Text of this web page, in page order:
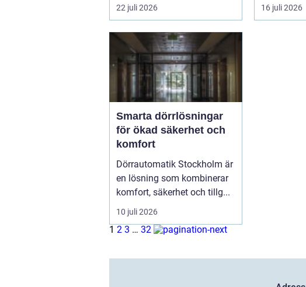
22 juli 2026 16 juli 2026
Smarta dörrlösningar
för ökad säkerhet och
komfort
Dörrautomatik Stockholm är
en lösning som kombinerar
komfort, säkerhet och tillg...
10 juli 2026
1 2 3 … 32